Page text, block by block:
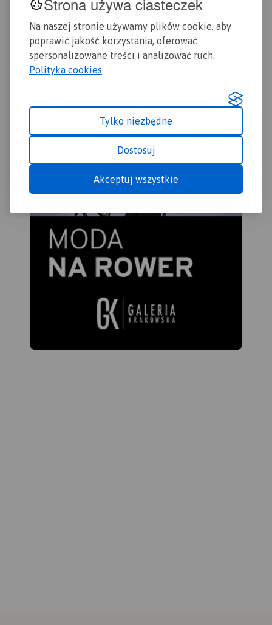
Na naszej stronie używamy plików cookie, aby
poprawić jakość korzystania, oferować
spersonalizowane treści i analizować ruch.
Polityka cookies
Tylko niezbędne
Dostosuj
Akceptuj wszystkie